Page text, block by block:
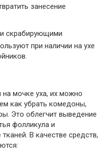
занесение
скрабирующими
при наличии на ухе
на мочке уха, их можно
как убрать комедоны,
Это облегчит выведение
фолликула и
В качестве средств,